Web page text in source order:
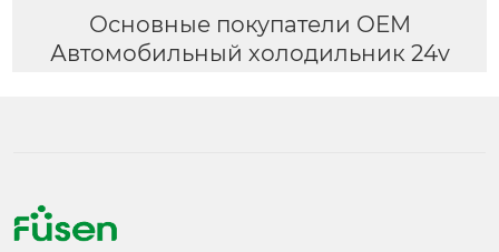
Основные покупатели OEM
Автомобильный холодильник 24v